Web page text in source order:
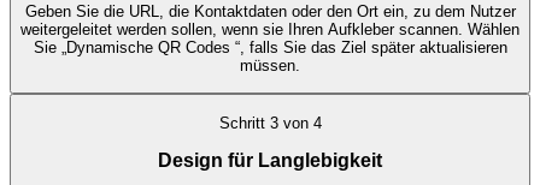
Geben Sie die URL, die Kontaktdaten oder den Ort ein, zu dem Nutzer
weitergeleitet werden sollen, wenn sie Ihren Aufkleber scannen. Wählen
Sie „Dynamische QR Codes “, falls Sie das Ziel später aktualisieren
müssen.
Schritt 3 von 4
Design für Langlebigkeit